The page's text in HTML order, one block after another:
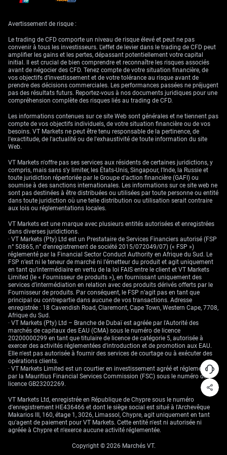
dessus des prévisions — devraient accroître l’indécision des marchés et
récemment touché un plus bas annuel de 12%, est déjà remontée à 14%
et nous anticipons une progression supplémentaire. C’est un signal clair
en faveur de l’achat de straddles sur l’indice afin de profiter d’un
mouvement significatif des cours dans un sens ou dans l’autre au cours
des prochaines semaines.
Avertissement de risque :
Le trading de CFD comporte un niveau de risque élevé et peut ne pas
convenir à tous les investisseurs. L'effet de levier dans le trading de CFD peut
amplifier les gains et les pertes, dépassant potentiellement votre capital
initial. Il est crucial de bien comprendre et reconnaître les risques associés
avant de négocier des CFD. Tenez compte de votre situation financière, de
vos objectifs d’investissement et de votre tolérance au risque avant de
prendre des décisions commerciales. Les performances passées ne préjugent
pas des résultats futurs. Reportez-vous à nos documents juridiques pour une
compréhension complète des risques liés au trading de CFD.
Les informations contenues sur ce site Web sont générales et ne tiennent pas
compte de vos objectifs individuels, de votre situation financière ou de vos
besoins. VT Markets ne peut être tenu responsable de la pertinence, de
l'exactitude, de l'actualité ou de l'exhaustivité de toute information du site
Web.
VT Markets n'offre pas ses services aux résidents de certaines juridictions, y
compris, mais sans s'y limiter, les États-Unis, Singapour, l'Inde, la Russie et
toute juridiction répertoriée par le Groupe d'action financière (GAFI) ou
soumise à des sanctions internationales. Les informations sur ce site web ne
sont pas destinées à être distribuées ou utilisées par toute personne ou entité
dans toute juridiction où une telle distribution ou utilisation serait contraire
aux lois ou réglementations locales.
VT Markets est une marque avec plusieurs entités autorisées et enregistrées
dans diverses juridictions.
· VT Markets (Pty) Ltd est un Prestataire de Services Financiers autorisé (FSP
n° 50865, n° d’enregistrement de société 2015/072049/07) (« FSP »)
réglementé par la Financial Sector Conduct Authority en Afrique du Sud. Le
FSP n’est ni le teneur de marché ni l’émetteur du produit et agit uniquement
en tant qu’intermédiaire en vertu de la loi FAIS entre le client et VT Markets
Limited (le « Fournisseur de produits »), en fournissant uniquement des
services d’intermédiation en relation avec des produits dérivés offerts par le
Fournisseur de produits. Par conséquent, le FSP n’agit pas en tant que
principal ou contrepartie dans aucune de vos transactions. Adresse
enregistrée : 18 Cavendish Road, Claremont, Cape Town, Western Cape, 7708,
Afrique du Sud.
· VT Markets (Pty) Ltd – Branche de Dubaï est agréée par l'Autorité des
marchés de capitaux des EAU (CMA) sous le numéro de licence
20200000299 en tant que titulaire de licence de catégorie 5, autorisée à
exercer des activités réglementées d'introduction et de promotion aux EAU.
Elle n'est pas autorisée à fournir des services de courtage ou à exécuter des
opérations clients.
· VT Markets Limited est un courtier en investissement agréé et réglementé
par la Mauritius Financial Services Commission (FSC) sous le numéro de
licence GB23202269.
VT Markets Ltd, enregistrée en République de Chypre sous le numéro
d'enregistrement HE436466 et dont le siège social est situé à l'Archevêque
Makarios III, 160, étage 1, 3026, Limassol, Chypre, agit uniquement en tant
qu'agent de paiement pour VT Markets. Cette entité n'est ni autorisée ni
agréée à Chypre et n'exerce aucune activité réglementée.
Copyright © 2026 Marchés VT.